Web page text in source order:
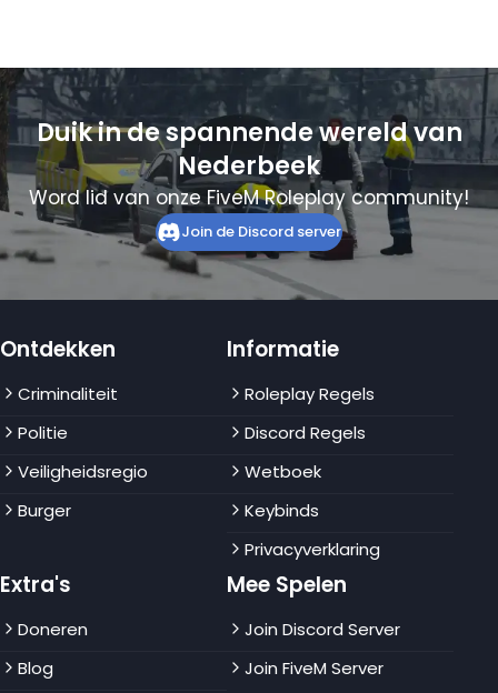
Duik in de spannende wereld van
Nederbeek
Word lid van onze FiveM Roleplay community!
Join de Discord server
Ontdekken
Criminaliteit
Politie
Veiligheidsregio
Burger
Informatie
Roleplay Regels
Discord Regels
Wetboek
Keybinds
Privacyverklaring
Extra's
Doneren
Blog
Mee Spelen
Join Discord Server
Join FiveM Server